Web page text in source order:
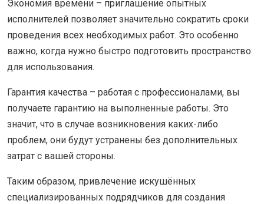
Экономия времени – приглашение опытных
исполнителей позволяет значительно сократить сроки
проведения всех необходимых работ. Это особенно
важно, когда нужно быстро подготовить пространство
для использования.
Гарантия качества – работая с профессионалами, вы
получаете гарантию на выполненные работы. Это
значит, что в случае возникновения каких-либо
проблем, они будут устранены без дополнительных
затрат с вашей стороны.
Таким образом, привлечение искушённых
специализированных подрядчиков для создания